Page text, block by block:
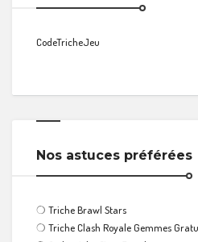
CodeTricheJeu
Nos astuces préférées
❍ Triche Brawl Stars
❍ Triche Clash Royale Gemmes